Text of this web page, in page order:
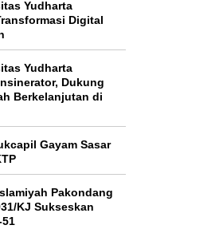
Yudharta
Digital
Yudharta
Dukung
Berkelanjutan di
Gayam Sasar
Pakondang
KJ Sukseskan
51